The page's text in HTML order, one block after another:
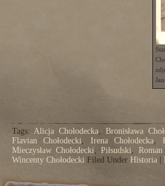
Tags:Alicja Chołodecka, Bronisława
Flavian Chołodecki, Irena Chołodecka,
Mieczysław Chołodecki,Piłsudski, Roman
Wincenty ChołodeckiFiled Under Historia|